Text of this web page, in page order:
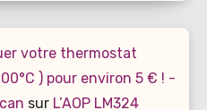
votre thermostat
) pour environ 5 € ! -
sur L’AOP LM324